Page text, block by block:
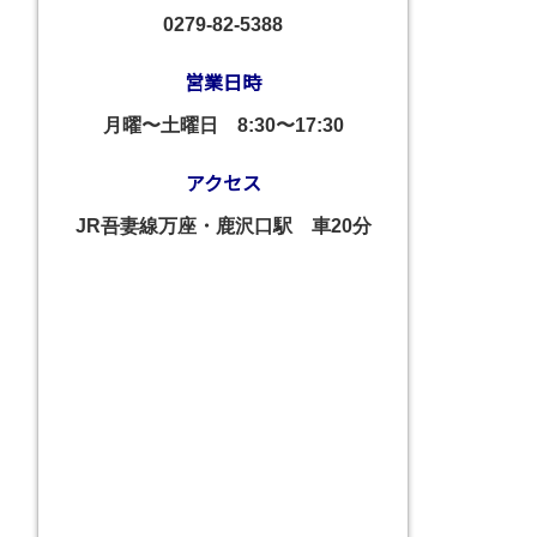
0279-82-5388
営業日時
月曜〜土曜日 8:30〜17:30
アクセス
JR吾妻線万座・鹿沢口駅 車20分